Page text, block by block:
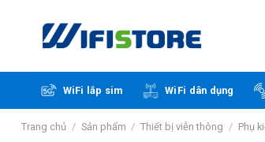
WiFi lắp sim WiFi dân dụng
Trang chủ / Sản phẩm / Thiết bị viễn thông / Phụ